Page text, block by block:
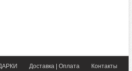
Доставка | Оплата Контакты